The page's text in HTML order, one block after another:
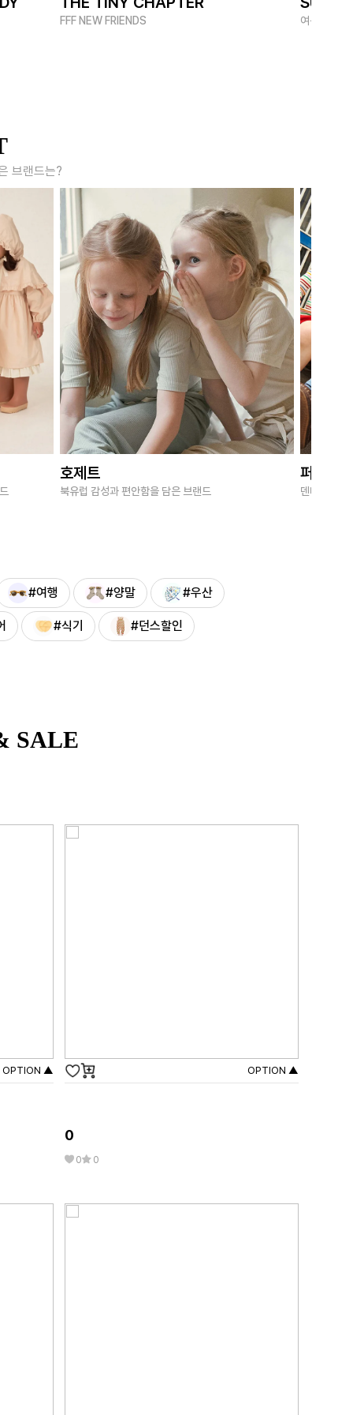
FFF NEW FRIENDS 여름 멋쟁
브랜드는?
호제트
북유럽 감성과 편안함을 담은 브랜드
퍼브키
덴마크 감
#여행 #양말 #우산
#식기 #던스할인
SALE
OPTION ▲ OPTION ▲
0
0 0